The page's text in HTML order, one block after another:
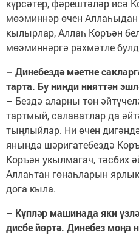
күрсәтер, фәрештәләр исә
мөэминнәр өчен
кылырлар, Аллаһ Коръән
мөэминнәргә рәхмәтле
– Динебездә мәетне
тарта. Бу нинди нияттән
– Бездә аларны төн
тартмый, салаватлар да
тыңлыйлар. Ни өчен
янында шәригатебездә
Коръән укылмагач, тәсбих
Аллаһтан гөнаһларын
дога кыла.
– Күпләр машинада яки
дисбе йөртә. Динебез моңа